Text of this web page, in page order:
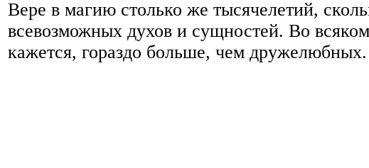
Вере в магию столько же тысячелетий,
всевозможных духов и сущностей. Во
кажется, гораздо больше, чем дружелюбных.